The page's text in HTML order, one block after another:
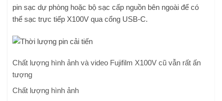
pin sạc dự phòng hoặc bộ sạc cấp nguồn bên ngoài để có
thể sạc trực tiếp X100V qua cổng USB-C.
Chất lượng hình ảnh và video Fujifilm X100V cũ vẫn rất ấn
tượng
Chất lượng hình ảnh